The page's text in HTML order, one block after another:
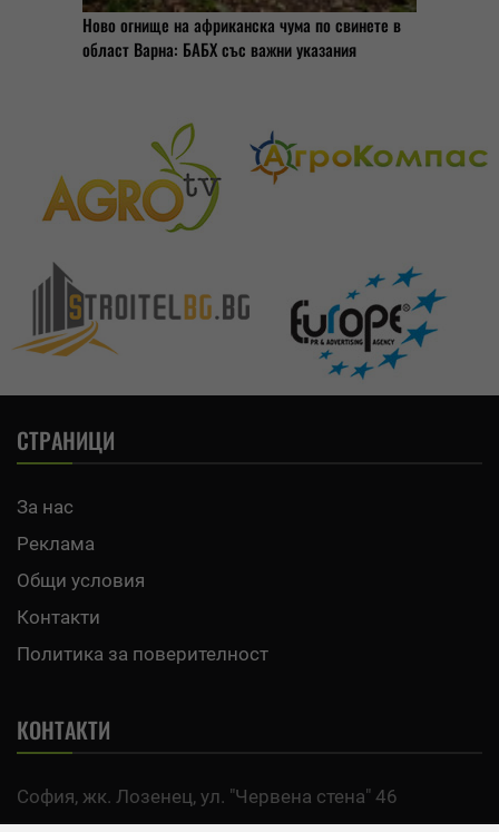
Ново огнище на африканска чума по свинете в
област Варна: БАБХ със важни указания
СТРАНИЦИ
За нас
Реклама
Общи условия
Контакти
Политика за поверителност
КОНТАКТИ
София, жк. Лозенец, ул. "Червена стена" 46